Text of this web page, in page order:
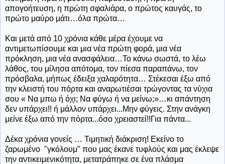
απογοήτευση, η πρώτη σφαλιάρα, ο πρώτος καυγάς, το
πρώτο μαύρο μάτι…όλα πρώτα…
Και μετά από 10 χρόνια κάθε μέρα έχουμε να
αντιμετωπίσουμε και μια νέα πρώτη φορά, μια νέα
πρόκληση, μια νέα ανασφάλεια…Το κάνω σωστά, το λέω
λάθος, του μίλησα απότομα, τον πίεσα παραπάνω, τον
πρόσβαλα, μήπως έδειξα χαλαρότητα… Στέκεσαι έξω από
την κλειστή του πόρτα και αναρωτιέσαι τρώγοντας τα νύχια
σου « Να μπω ή όχι; Να φύγω ή να μείνω;»…κι απάντηση
δεν υπάρχει!! ή μάλλον υπάρχει...Μην φύγεις. Στην ανάγκη
μείνε έξω από την πόρτα...όσο χρειαστεί!!Για πάντα...
Δέκα χρόνια γονείς … Τιμητική διάκριση! Εκείνο το
ζαρωμένο "γκόλουμ" που μας έκανε τυφλούς και μας έκλεψε
την αντικειμενικότητα, μετατράπηκε σε ένα πλάσμα